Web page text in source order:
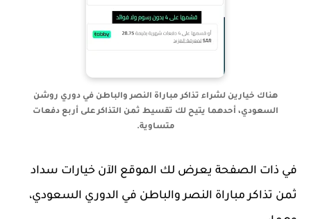
هناك خيارين لشراء تذاكر مباراة النصر والباطن في دوري روشن
السعودي، أحدهما يتيح لك تقسيط ثمن التذاكر على أربع دفعات
متساوية.
في ذات الصفحة يعرض لك الموقع الآن خيارات سداد
ثمن تذاكر مباراة النصر والباطن في الدوري السعودي،